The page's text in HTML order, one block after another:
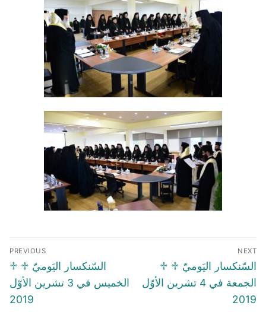
Post
navigation
PREVIOUS
Previous
post:
♱ السّنكسار اليَوميّ ♱
الخميس في 3 تشرين الأوّل
2019
NEXT
Next
post:
♱ السّنكسار اليَوميّ ♱
الجمعة في 4 تشرين الأوّل
2019